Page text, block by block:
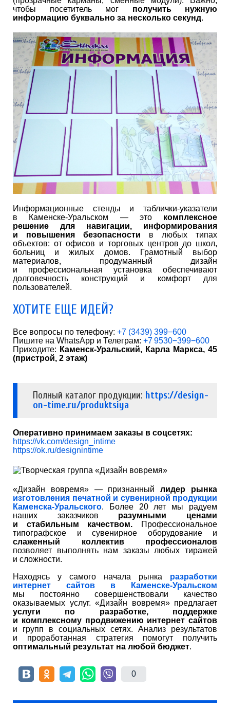
чтобы посетитель мог получить нужную
информацию буквально за несколько секунд.
Информационные стенды и таблички-указатели
в Каменске-Уральском — это комплексное
решение для навигации, информирования
и повышения безопасности в любых типах
объектов: от офисов и торговых центров до школ,
больниц и жилых домов. Грамотный выбор
материалов, продуманный дизайн
и профессиональная установка обеспечивают
долговечность конструкций и комфорт для
пользователей.
ХОТИТЕ ЕЩЕ ИДЕЙ?
Все вопросы по телефону: +7 (3439) 399−600
Пишите на WhatsApp и Телеграм: +7 9530−399−600
Приходите: Каменск-Уральский, Карла Маркса, 45
(пристрой, 2 этаж)
Полный каталог продукции: https://design-
on-time.ru/produktsiya
Оперативно принимаем заказы в соцсетях:
https://vk.com/design_intime
https://ok.ru/designintime
«Дизайн вовремя» — признанныйлидер рынка
изготовления печатной и сувенирной продукции
Каменска-Уральского. Более 20 лет мы радуем
наших заказчиков разумными ценами
и стабильным качеством.
Профессиональное
типографское и сувенирное оборудование и
слаженный коллектив профессионалов
позволяет выполнять нам заказы любых тиражей
и сложности.
Находясь у самого начала рынка разработки
интернет сайтов в Каменске-Уральском
мы постоянно совершенствовали качество
оказываемых услуг. «Дизайн вовремя» предлагает
услуги по разработке, поддержке
и комплексному продвижению интернет сайтов
и групп в социальных сетях. Анализ результатов
и проработанная стратегия помогут получить
оптимальный результат на любой бюджет.
0